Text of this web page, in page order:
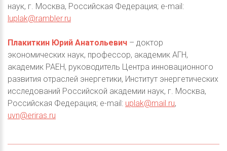
наук, г. Москва, Российская Федерация; e-mail:
luplak@rambler.ru
Плакиткин Юрий Анатольевич – доктор
экономических наук, профессор, академик АГН,
академик РАЕН, руководитель Центра инновационного
развития отраслей энергетики, Институт энергетических
исследований Российской академии наук, г. Москва,
Российская Федерация; e-mail: uplak@mail.ru,
uvn@eriras.ru